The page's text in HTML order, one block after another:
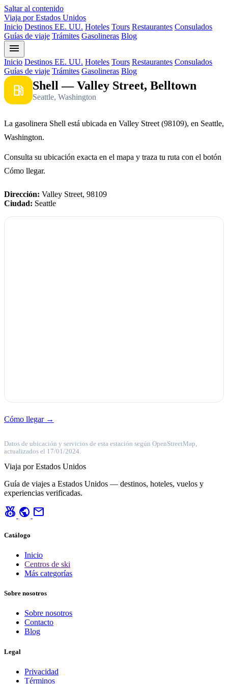
Saltar al contenido
Viaja por Estados Unidos
Inicio Destinos EE. UU. Hoteles Tours Restaurantes Consulados
Guías de viaje Trámites Gasolineras Blog
menu
Inicio Destinos EE. UU. Hoteles Tours Restaurantes Consulados
Guías de viaje Trámites Gasolineras Blog
local_gas_station Shell — Valley Street, Belltown
Seattle, Washington
La gasolinera Shell está ubicada en Valley Street (98109), en Seattle,
Washington.
Consulta su ubicación exacta en el mapa y traza tu ruta con el botón
Cómo llegar.
Dirección: Valley Street, 98109
Ciudad: Seattle
Cómo llegar →
Datos de ubicación y servicios de esta estación según OpenStreetMap,
actualizados el 17/01/2024.
Viaja por Estados Unidos
Guía de viajes a Estados Unidos — destinos, hoteles, vuelos y
experiencias verificadas.
social_leaderboard public mail
Catálogo
Inicio
Centros de ski
Más categorías
Sobre nosotros
Sobre nosotros
Contacto
Blog
Legal
Privacidad
Términos